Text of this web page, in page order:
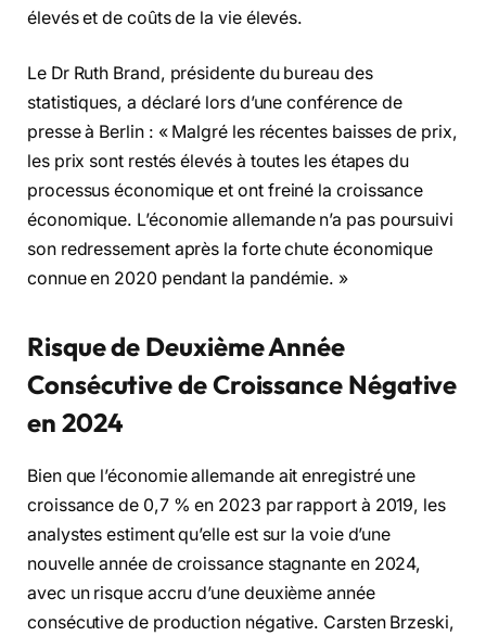
élevés et de coûts de la vie élevés.
Le Dr Ruth Brand, présidente du bureau des
statistiques, a déclaré lors d’une conférence de
presse à Berlin : « Malgré les récentes baisses de prix,
les prix sont restés élevés à toutes les étapes du
processus économique et ont freiné la croissance
économique. L’économie allemande n’a pas poursuivi
son redressement après la forte chute économique
connue en 2020 pendant la pandémie. »
Risque de Deuxième Année
Consécutive de Croissance Négative
en 2024
Bien que l’économie allemande ait enregistré une
croissance de 0,7 % en 2023 par rapport à 2019, les
analystes estiment qu’elle est sur la voie d’une
nouvelle année de croissance stagnante en 2024,
avec un risque accru d’une deuxième année
consécutive de production négative. Carsten Brzeski,